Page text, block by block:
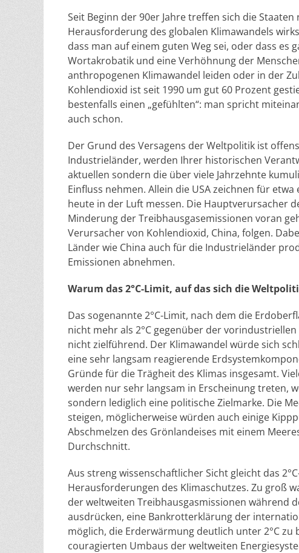
Seit Beginn der 90er Jahre treffen sich die
Herausforderung des globalen Klimawandels
dass man auf einem guten Weg sei, oder dass es
Wortakrobatik und eine Verhöhnung der
anthropogenen Klimawandel leiden oder in der
Kohlendioxid ist seit 1990 um gut 60 Prozent
bestenfalls einen „gefühlten“: man spricht
auch schon.
Der Grund des Versagens der Weltpolitik ist
Industrieländer, werden Ihrer historischen
aktuellen sondern die über viele Jahrzehnte
Einfluss nehmen. Allein die USA zeichnen für
heute in der Luft messen. Die Hauptverursacher
Minderung der Treibhausgasemissionen voran
Verursacher von Kohlendioxid, China, folgen.
Länder wie China auch für die Industrieländer
Emissionen abnehmen.
Warum das 2°C-Limit, auf das sich die
Das sogenannte 2°C-Limit, nach dem die
nicht mehr als 2°C gegenüber der
nicht zielführend. Der Klimawandel würde sich
eine sehr langsam reagierende
Gründe für die Trägheit des Klimas insgesamt.
werden nur sehr langsam in Erscheinung treten,
sondern lediglich eine politische Zielmarke. Die
steigen, möglicherweise würden auch einige
Abschmelzen des Grönlandeises mit einem
Durchschnitt.
Aus streng wissenschaftlicher Sicht gleicht das
Herausforderungen des Klimaschutzes. Zu groß
der weltweiten Treibhausgasmissionen während
ausdrücken, eine Bankrotterklärung der
möglich, die Erderwärmung deutlich unter 2°C zu
couragierten Umbaus der weltweiten